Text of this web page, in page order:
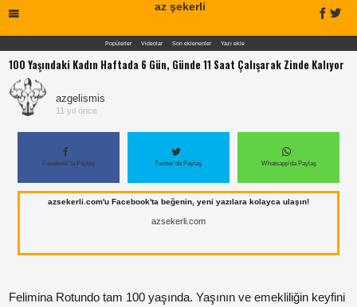
az şekerli
Popülerler Videolar Son eklenenler Yazı ekle
100 Yaşındaki Kadın Haftada 6 Gün, Günde 11 Saat Çalışarak Zinde Kalıyor
azgelismis
11 yıl önce
Facebook'ta Paylaş Twitter'da Paylaş Whatsapp'da Paylaş
azsekerli.com'u Facebook'ta beğenin, yeni yazılara kolayca ulaşın!
azsekerli.com
Felimina Rotundo tam 100 yaşında. Yaşının ve emekliliğin keyfini